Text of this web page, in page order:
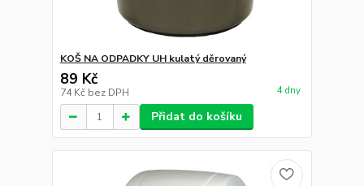
KOŠ NA ODPADKY UH kulatý děrovaný
89 Kč
74 Kč bez DPH 4 dny
Přidat do košíku